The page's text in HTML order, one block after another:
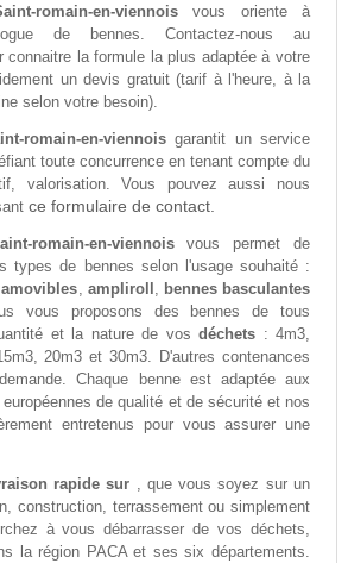
romain-en-viennoisvous oriente à
de bennes. Contactez-nous au
connaitre la formule la plus adaptée à votre
un devis gratuit (tarif à l'heure, à la
selon votre besoin).
romain-en-viennoisgarantit un service
toute concurrence en tenant compte du
valorisation. Vous pouvez aussi nous
ce formulaire de contact.
romain-en-viennoisvous permet de
types de bennes selon l'usage souhaité :
amovibles, ampliroll , bennes basculantes
vous proposons des bennes de tous
et la nature de vosdéchets : 4m3,
20m3 et 30m3. D'autres contenances
Chaque benne est adaptée aux
de qualité et de sécurité et nos
entretenus pour vous assurer une
rapide sur , que vous soyez sur un
construction, terrassement ou simplement
à vous débarrasser de vos déchets,
la région PACA et ses six départements.